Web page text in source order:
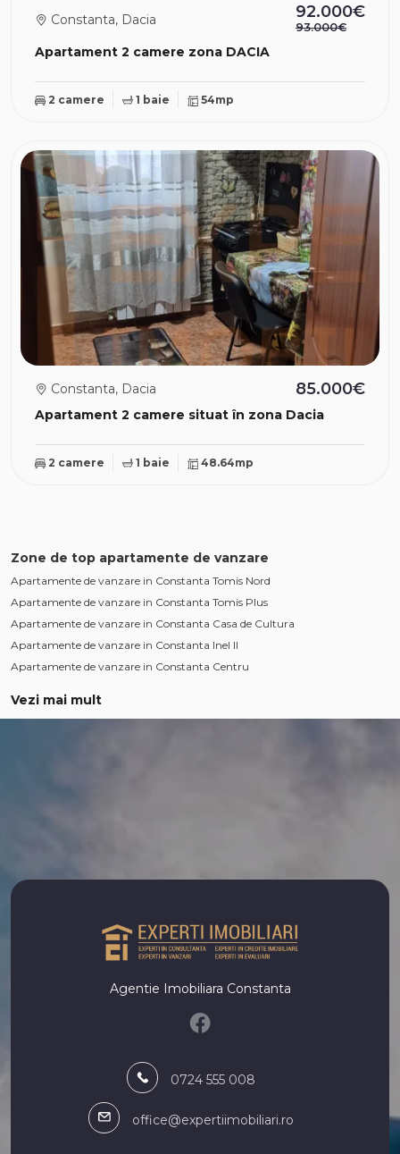
Apartament 2 camere zona DACIA
Constanta, Dacia 92.000€
93.000€
2 camere 1 baie 54mp
Apartament 2 camere situat în zona Dacia
Constanta, Dacia 85.000€
2 camere 1 baie 48.64mp
Zone de top apartamente de vanzare
Apartamente de vanzare in Constanta Tomis Nord
Apartamente de vanzare in Constanta Tomis Plus
Apartamente de vanzare in Constanta Casa de Cultura
Apartamente de vanzare in Constanta Inel II
Apartamente de vanzare in Constanta Centru
Apartamente de vanzare in Constanta Tomis III
Apartamente de vanzare in Constanta Km 4-5
Numar de camere apartamente de vanzare
Apartamente de vanzare 2 camere
Apartamente de vanzare 5 camere
Apartamente de vanzare
Apartamente de vanzare in Constanta
Apartamente de vanzare in Mamaia-Sat
Vezi mai mult
Agentie Imobiliara Constanta
0724 555 008
office@expertiimobiliari.ro